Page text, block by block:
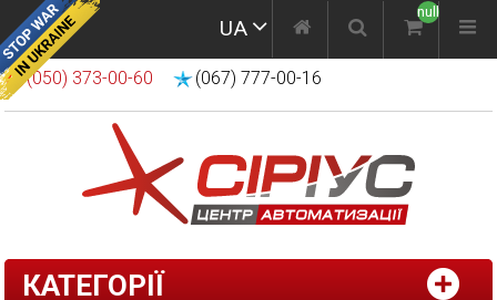
UA
null
(050) 373-00-60 (067) 777-00-16
КАТЕГОРІЇ